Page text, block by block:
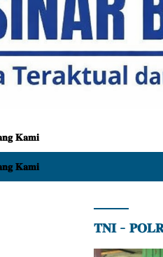
𝐊𝐚𝐦𝐢
𝐊𝐚𝐦𝐢
𝐓𝐍𝐈 –